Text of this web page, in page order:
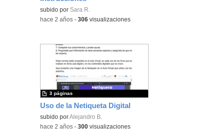
Contenido educativo.
subido por Sara R.
-hace 2 años -306 visualizaciones
Uso de la Netiqueta Digital
subido porAlejandro B.
3 páginas
-hace 2 años -300 visualizaciones